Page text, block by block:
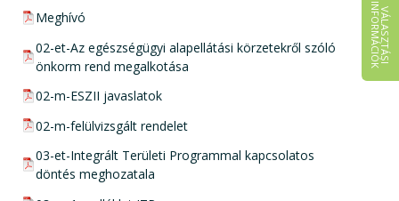
V
Á
L
A
S
Z
T
Á
S
I
IN
F
O
R
M
Á
C
I
Ó
K
pdf csatolmány:
Meghívó
pdf csatolmány:
02-et-Az egészségügyi alapellátási körzetekről szóló
önkorm rend megalkotása
pdf csatolmány:
02-m-ESZII javaslatok
pdf csatolmány:
02-m-felülvizsgált rendelet
pdf csatolmány:
03-et-Integrált Területi Programmal kapcsolatos
döntés meghozatala